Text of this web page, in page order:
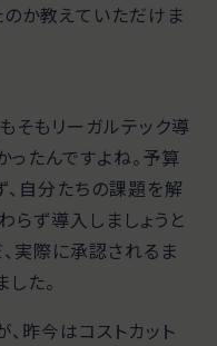
か教えていただけま
そもリーガルテック導
たんですよね。予算
自分たちの課題を解
ず導入しましょうと
実際に承認されるま
た。
昨今はコストカット